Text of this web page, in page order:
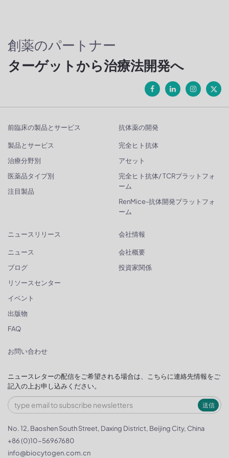
創薬のパートナー
ターゲットから治療法開発へ
前臨床の製品とサービス
製品とサービス
治療分野別
医薬品タイプ別
注目製品
抗体薬の開発
完全ヒト抗体
アセット
完全ヒト抗体/ TCRプラットフォ
ーム
RenMice-抗体開発プラットフォ
ーム
ニュースリリース
ニュース
ブログ
リソースセンター
イベント
出版物
FAQ
会社情報
会社概要
投資家関係
お問い合わせ
ニュースレターの配信をご希望される場合は、こちらに連絡先情報をご
記入の上お申し込みください。
送信
No. 12, Baoshen South Street, Daxing District, Beijing City, China
+86 (0)10-56967680
info@biocytogen.com.cn